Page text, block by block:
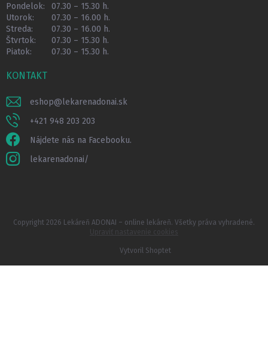
Pondelok:
07.30 – 15.30 h.
Utorok:
07.30 – 16.00 h.
Streda:
07.30 – 16.00 h.
Štvrtok:
07.30 – 15.30 h.
Piatok:
07.30 – 15.30 h.
KONTAKT
eshop@lekarenadonai.sk
+421 948 203 203
Nájdete nás na Facebooku.
lekarenadonai/
Vytvoril Shoptet
Copyright 2026 Lekáreň ADONAI – online lekáreň. Všetky práva vyhradené.
Upraviť nastavenie cookies